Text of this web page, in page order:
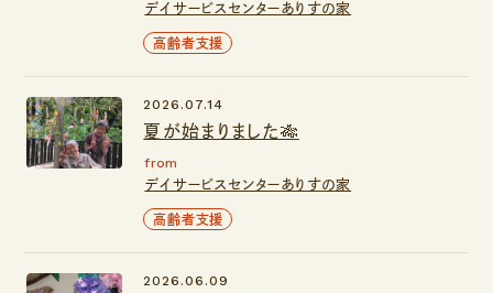
デイサービスセンターありすの家
高齢者支援
夏が始まりました🎋
2026.07.14
from
デイサービスセンターありすの家
高齢者支援
2026.06.09